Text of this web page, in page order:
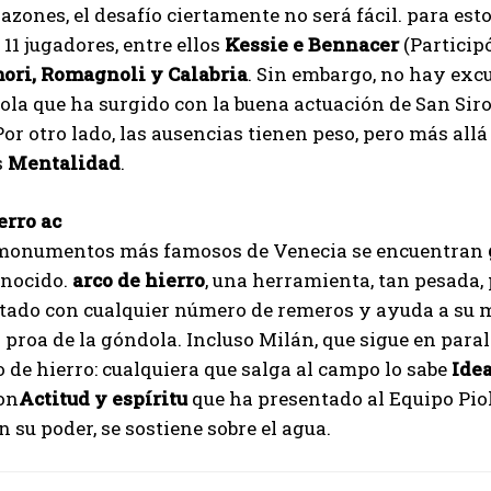
el desafío ciertamente no será fácil. para
jugadores, entre ellos Kessie e Bennacer
Romagnoli y Calabria. Sin embargo, no hay
que ha surgido con la buena actuación de San
otro lado, las ausencias tienen peso, pero más
Mentalidad.
ac
más famosos de Venecia se encuentran
arco de hierro, una herramienta, tan
con cualquier número de remeros y ayuda a
de la góndola. Incluso Milán, que sigue en
de hierro: cualquiera que salga al campo lo sabe
Actitud y espírituque ha presentado al Equipo
poder, se sostiene sobre el agua.